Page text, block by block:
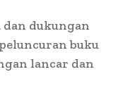
dan dukungan
buku
lancar dan